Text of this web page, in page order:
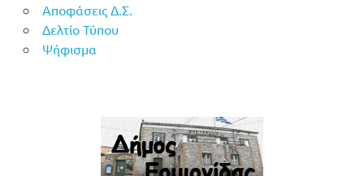
Αποφάσεις Δ.Σ.
Δελτίο Τύπου
Ψήφισμα